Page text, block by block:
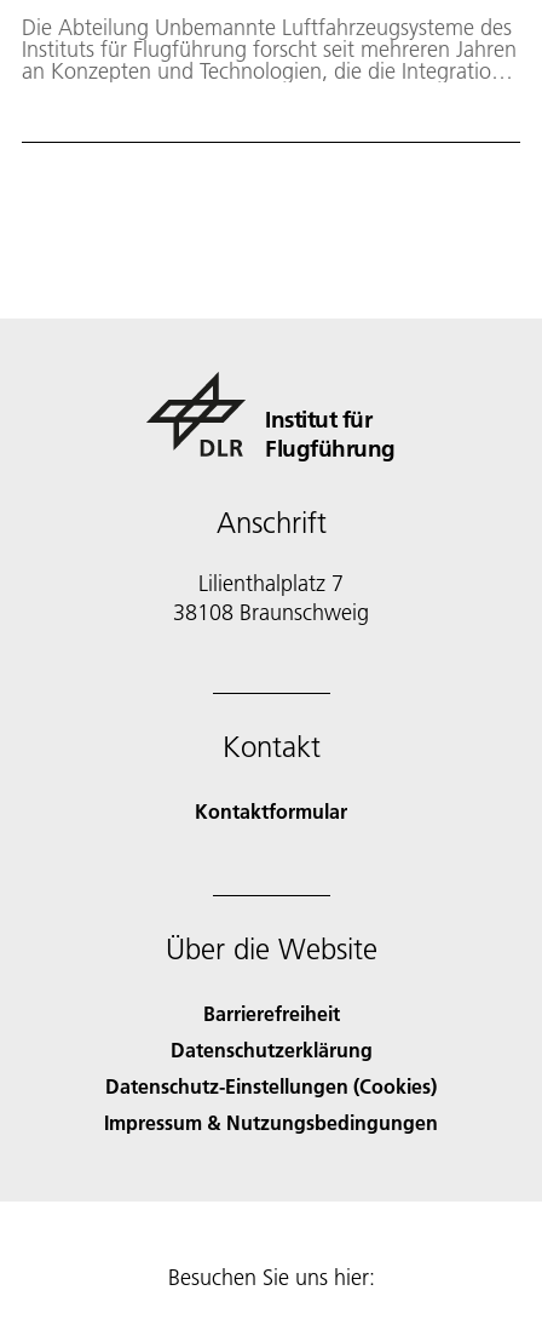
Die Abteilung Unbemannte Luftfahrzeugsysteme des
Instituts für Flugführung forscht seit mehreren Jahren
an Konzepten und Technologien, die die Integration
von unbemannten Luftfahrtsystemen (UAS) in den
ermöglichen sollen. Lufttaxis, Vertiports, Flüge in
Institut für
Flugführung
Anschrift
Lilienthalplatz 7
38108 Braunschweig
Kontakt
Kontaktformular
Über die Website
Barrierefreiheit
Datenschutzerklärung
Datenschutz-Einstellungen (Cookies)
Impressum & Nutzungsbedingungen
Besuchen Sie uns hier: